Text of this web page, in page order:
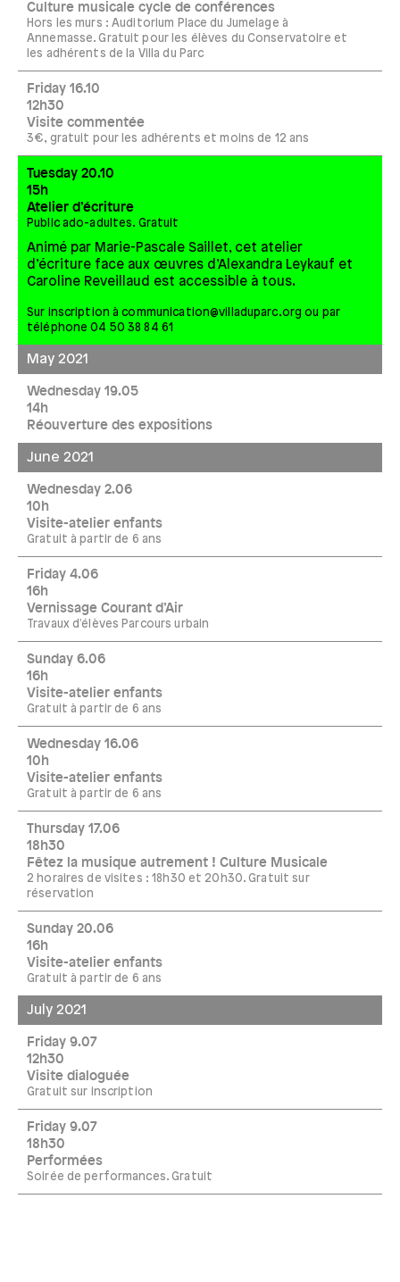
Culture musicale cycle de conférences
Hors les murs : Auditorium Place du Jumelage à
Annemasse. Gratuit pour les élèves du Conservatoire et
les adhérents de la Villa du Parc
Friday 16.10
12h30
Visite commentée
3€, gratuit pour les adhérents et moins de 12 ans
Tuesday 20.10
15h
Atelier d’écriture
Public ado-adultes. Gratuit
Animé par Marie-Pascale Saillet, cet atelier
d’écriture face aux œuvres d’Alexandra Leykauf et
Caroline Reveillaud est accessible à tous.
Sur inscription àcommunication@villaduparc.orgou par
téléphone 04 50 38 84 61
May 2021
Wednesday 19.05
14h
Réouverture des expositions
June 2021
Wednesday 2.06
10h
Visite-atelier enfants
Gratuit à partir de 6 ans
Friday 4.06
16h
Vernissage Courant d’Air
Travaux d'élèves Parcours urbain
Sunday 6.06
16h
Visite-atelier enfants
Gratuit à partir de 6 ans
Wednesday 16.06
10h
Visite-atelier enfants
Gratuit à partir de 6 ans
Thursday 17.06
18h30
Fêtez la musique autrement ! Culture Musicale
2 horaires de visites : 18h30 et 20h30. Gratuit sur
réservation
Sunday 20.06
16h
Visite-atelier enfants
Gratuit à partir de 6 ans
July 2021
Friday 9.07
12h30
Visite dialoguée
Gratuit sur inscription
Friday 9.07
18h30
Performées
Soirée de performances. Gratuit